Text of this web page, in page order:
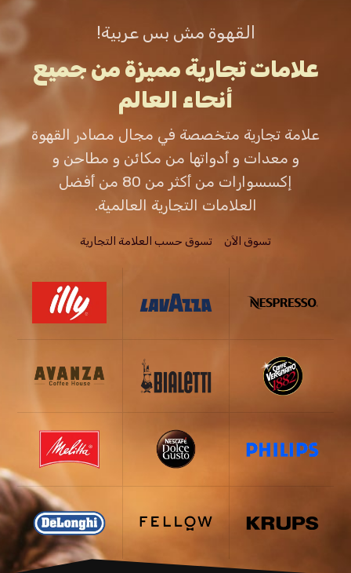
القهوة مش بس عربية!
علامات تجارية مميزة من جميع
أنحاء العالم
علامة تجارية متخصصة في مجال مصادر القهوة
و معدات و أدواتها من مكائن و مطاحن و
إكسسوارات من أكثر من 80 من أفضل
العلامات التجارية العالمية.
تسوق الاَن تسوق حسب العلامة التجارية